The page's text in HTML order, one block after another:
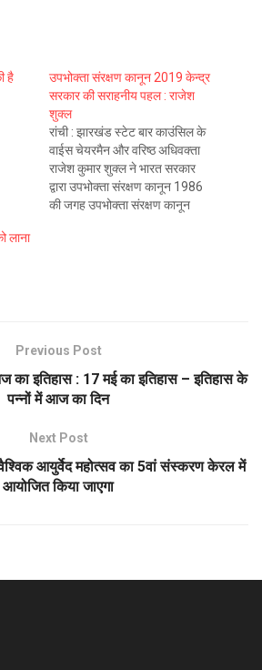
है
उपभोक्ता संरक्षण कानून 2019 केन्द्र
सरकार की सराहनीय पहल : राजेश
शुक्ल
रांची : झारखंड स्टेट बार काउंसिल के
वाईस चेयरमैन और वरिष्ठ अधिवक्ता
राजेश कुमार शुक्ल ने भारत सरकार
द्वारा उपभोक्ता संरक्षण कानून 1986
की जगह उपभोक्ता संरक्षण कानून
लाना
Previous Post
इतिहास : 17 मई का इतिहास – इतिहास के
पन्नों में आज का दिन
Next Post
आयुर्वेद महोत्सव का 5वां संस्करण केरल में
आयोजित किया जाएगा